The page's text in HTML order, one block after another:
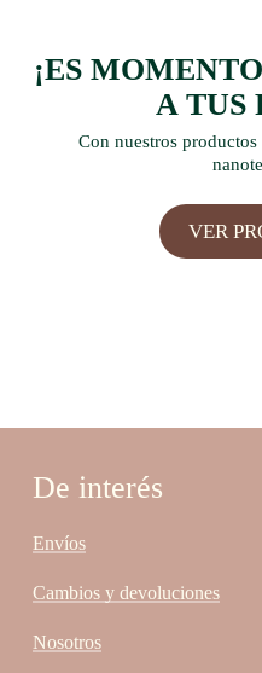
¡ES
A TUS
Con nuestros
VER
De interés
Envíos
Cambios y devoluciones
Nosotros